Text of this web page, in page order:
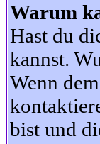
Warum
Hast du
kannst.
Wenn
bist und